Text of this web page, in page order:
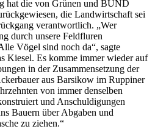
hat die von Grünen und BUND
die Landwirtschaft sei
verantwortlich. „Wer
durch unsere Feldfluren
Vögel sind noch da“, sagte
Kiesel. Es komme immer wieder auf
in der Zusammensetzung der
aus Barsikow im Ruppiner
von immer denselben
und Anschuldigungen
Bauern über Abgaben und
zu ziehen.“